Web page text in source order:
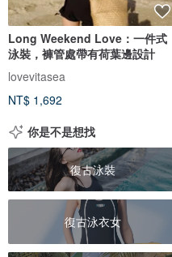
Long Weekend Love：一件式
泳裝，褲管處帶有荷葉邊設計
lovevitasea
NT$ 1,692
你是不是想找
復古泳裝
復古泳衣女